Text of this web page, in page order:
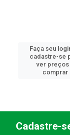
Faça seu
cadastre-se
ver preços
comprar
Cadastre-